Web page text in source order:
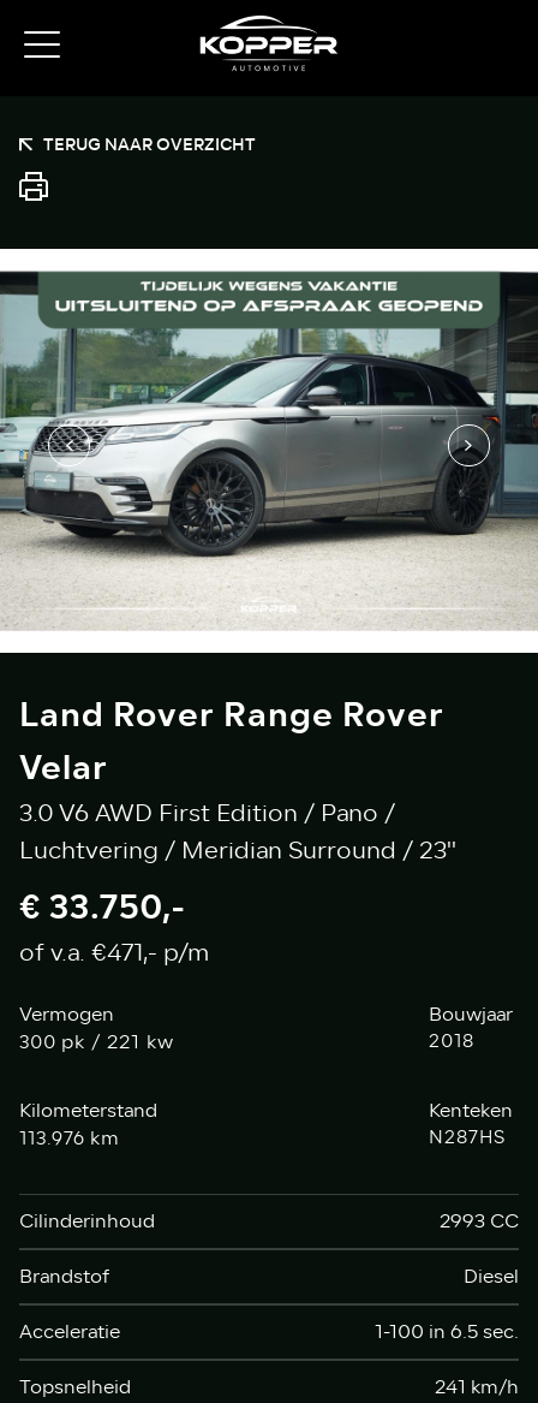
TERUG NAAR OVERZICHT
Land Rover Range Rover
Velar
3.0 V6 AWD First Edition / Pano /
Luchtvering / Meridian Surround / 23''
€ 33.750,-
of v.a. €471,- p/m
Vermogen
300 pk / 221 kw
Bouwjaar
2018
Kilometerstand
113.976 km
Kenteken
N287HS
Cilinderinhoud
2993 CC
Brandstof
Diesel
Acceleratie
1-100 in 6.5 sec.
Topsnelheid
241 km/h